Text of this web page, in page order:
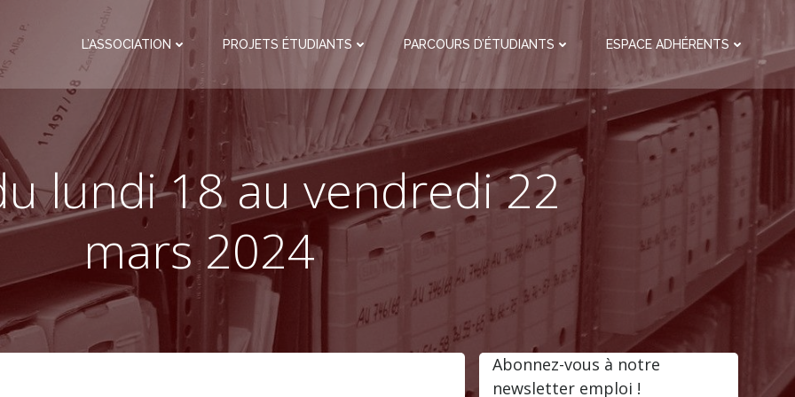
L’ASSOCIATION PROJETS ÉTUDIANTS PARCOURS D’ÉTUDIANTS ESPACE ADHÉRENTS
lundi 18 au vendredi 22
mars 2024
Abonnez-vous à notre
newsletter emploi !